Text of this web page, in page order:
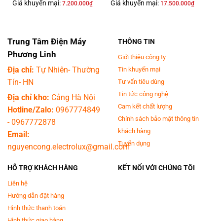
trước dải màu sắc hiển thị rộng lớn và rực rỡ. Đắm chìm trong từng
Lý Crystal 4K - Nâng cấp mọi nội dung bạn yêu thích lên chuẩn 4K ấn
tượng. Chiêm ngưỡng sắc màu hiển thị sống động và chân thực với công
nghệ Color Mapping tiên tiến.
Giá khuyến mại: 7.200.000₫
Giá khuyến mại: 17.500.000₫
Trung Tâm Điện Máy
Phương Linh
Địa chỉ: Tự Nhiên- Thường
Tín- HN
Địa chỉ kho: Cảng Hà Nội
Hotline/Zalo: 0967774849
-0967772878
Email:
nguyencong.electrolux@gmail.com
THÔNG TIN
Giới thiệu công ty
Tin khuyến mại
Tư vấn tiêu dùng
Tin tức công nghệ
Cam kết chất lượng
Chính sách bảo mật thông tin
khách hàng
Tuyển dụng
HỖ TRỢ KHÁCH HÀNG
Liên hệ
Hướng dẫn đặt hàng
Hình thức thanh toán
KẾT NỐI VỚI CHÚNG TÔI